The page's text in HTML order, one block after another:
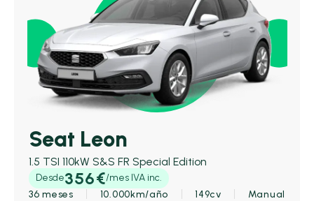
Seat Leon
1.5 TSI 110kW S&S FR Special Edition
Desde356€/mes IVA inc.
36 meses
10.000km/año 149cv Manual